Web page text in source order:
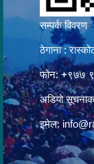
सम्पर्क विवरण
ठेगाना :
फोन: +९७७
अडियो
इमेल: